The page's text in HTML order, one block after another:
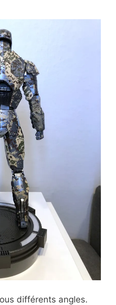
différents angles.